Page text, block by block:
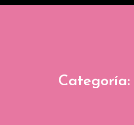
Categoría: